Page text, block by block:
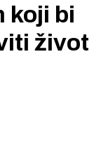
koji bi
život